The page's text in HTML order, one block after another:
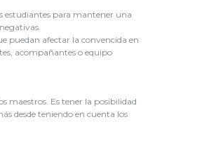
estudiantes para mantener una
puedan afectar la convencida en
acompañantes o equipo
maestros. Es tener la posibilidad
desde teniendo en cuenta los